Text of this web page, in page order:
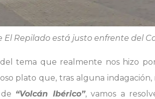
El Repilado está justo enfrente del
tema que realmente nos hizo
plato que, tras alguna
“Volcán Ibérico”, vamos a